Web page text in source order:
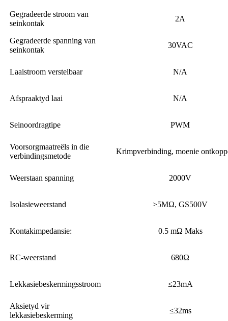
Gegradeerde stroom van
seinkontak
2A
Gegradeerde spanning van
seinkontak
30VAC
Laaistroom verstelbaar N/A
Afspraaktyd laai N/A
Seinoordragtipe PWM
Voorsorgmaatreëls in die
verbindingsmetode
Krimpverbinding, moenie
Weerstaan ​​spanning 2000V
Isolasieweerstand >5MΩ, GS500V
Kontakimpedansie: 0.5 mΩ Maks
RC-weerstand 680Ω
Lekkasiebeskermingsstroom ≤23mA
Aksietyd vir
lekkasiebeskerming
≤32ms